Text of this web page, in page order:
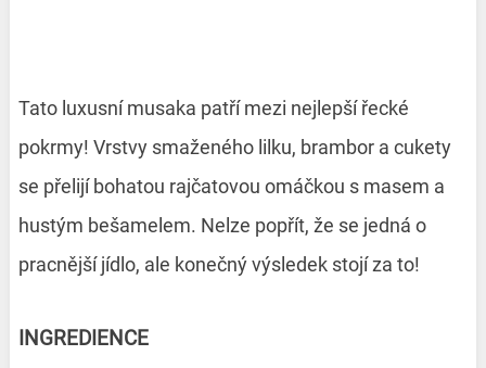
Tato luxusní musaka patří mezi nejlepší řecké
pokrmy! Vrstvy smaženého lilku, brambor a cukety
se přelijí bohatou rajčatovou omáčkou s masem a
hustým bešamelem. Nelze popřít, že se jedná o
pracnější jídlo, ale konečný výsledek stojí za to!
INGREDIENCE